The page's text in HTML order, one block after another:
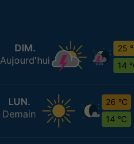
DIM.
Aujourd'hui
25
14
LUN.
Demain
26 °C
14 °C